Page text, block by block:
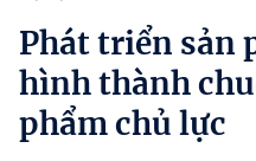
Tham vấn chính sách
Người dân góp ý
Doanh nghiệp hiến kế
Phát triển sản
hình thành
phẩm chủ lực